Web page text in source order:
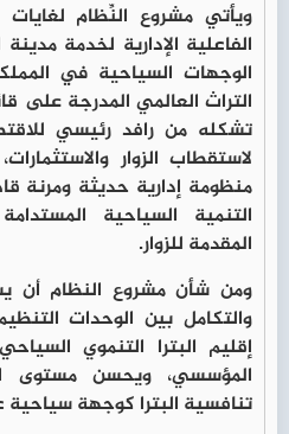
ويأتي مشروع النِّظام لغايات
الفاعلية الإدارية لخدمة مدينة
الوجهات السياحية في
التراث العالمي المدرجة على
تشكله من رافد رئيسي
لاستقطاب الزوار
منظومة إدارية حديثة ومرنة
التنمية السياحية
المقدمة للزوار.
ومن شأن مشروع النظام أن
والتكامل بين الوحدات
إقليم البترا التنموي
المؤسسي، ويحسن مستوى
تنافسية البترا كوجهة سياحية